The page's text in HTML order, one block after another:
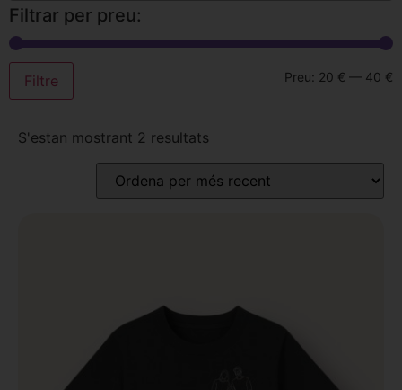
Filtrar per preu:
Filtre Preu: 20 € — 40 €
S'estan mostrant 2 resultats